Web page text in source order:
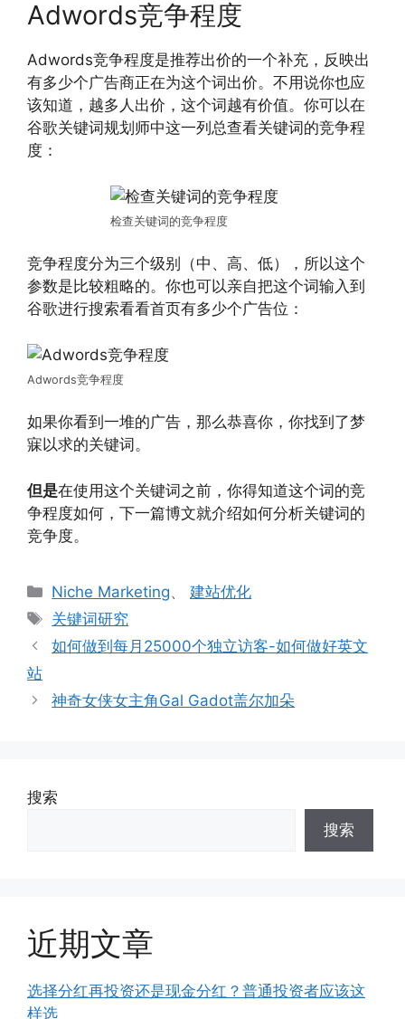
Adwords竞争程度
Adwords竞争程度是推荐出价的一个补充，反映出
有多少个广告商正在为这个词出价。不用说你也应
该知道，越多人出价，这个词越有价值。你可以在
谷歌关键词规划师中这一列总查看关键词的竞争程
度：
检查关键词的竞争程度
竞争程度分为三个级别（中、高、低），所以这个
参数是比较粗略的。你也可以亲自把这个词输入到
谷歌进行搜索看看首页有多少个广告位：
Adwords竞争程度
如果你看到一堆的广告，那么恭喜你，你找到了梦
寐以求的关键词。
但是在使用这个关键词之前，你得知道这个词的竞
争程度如何，下一篇博文就介绍如何分析关键词的
竞争度。
分
类
Niche Marketing、建站优化
标
签
关键词研究
如何做到每月25000个独立访客-如何做好英文
站
神奇女侠女主角Gal Gadot盖尔加朵
搜索
搜索
近期文章
选择分红再投资还是现金分红？普通投资者应该这
样选